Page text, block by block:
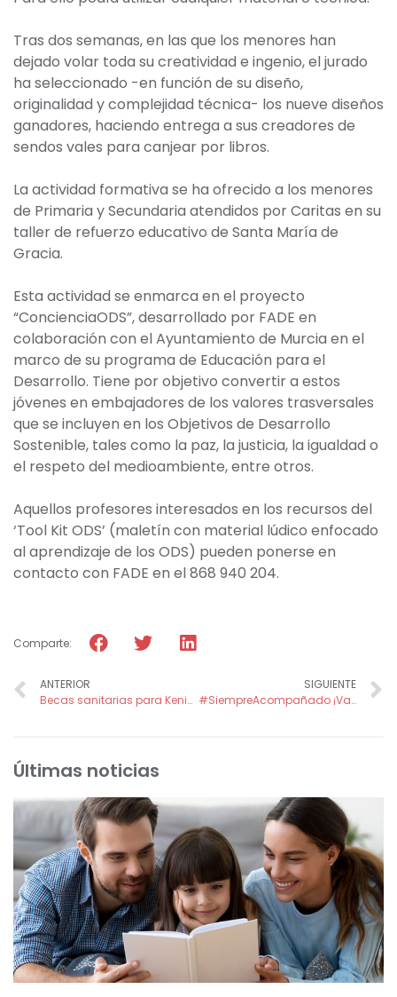
Tras dos semanas, en las que los menores han
dejado volar toda su creatividad e ingenio, el jurado
ha seleccionado -en función de su diseño,
originalidad y complejidad técnica- los nueve diseños
ganadores, haciendo entrega a sus creadores de
sendos vales para canjear por libros.
La actividad formativa se ha ofrecido a los menores
de Primaria y Secundaria atendidos por Caritas en su
taller de refuerzo educativo de Santa María de
Gracia.
Esta actividad se enmarca en el proyecto
“ConcienciaODS”, desarrollado por FADE en
colaboración con el Ayuntamiento de Murcia en el
marco de su programa de Educación para el
Desarrollo. Tiene por objetivo convertir a estos
jóvenes en embajadores de los valores trasversales
que se incluyen en los Objetivos de Desarrollo
Sostenible, tales como la paz, la justicia, la igualdad o
el respeto del medioambiente, entre otros.
Aquellos profesores interesados en los recursos del
‘Tool Kit ODS’ (maletín con material lúdico enfocado
al aprendizaje de los ODS) pueden ponerse en
contacto con FADE en el 868 940 204.
Comparte:
ANTERIOR
Becas sanitarias para Kenia gracias a la lotería de Navidad del colegio AYS
SIGUIENTE
#SiempreAcompañado ¡Vacúnate contra la soledad! Buscamos voluntarios
Últimas noticias